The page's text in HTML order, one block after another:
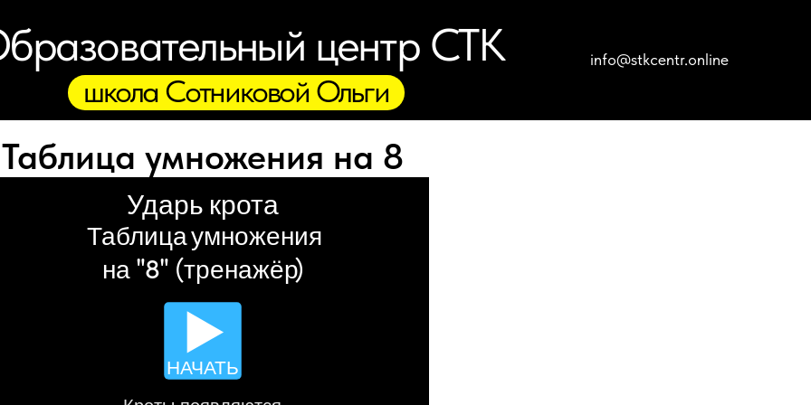
центр СТК
школа Сотниковой Ольги
info@stkcentr.online
Таблица умножения на 8